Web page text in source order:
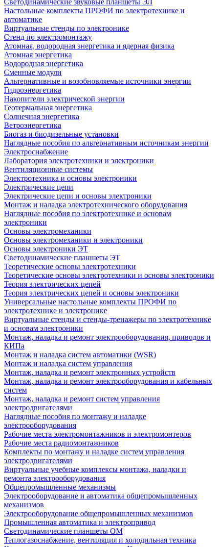
Светодинамические звуковые планшеты ЭЛ
Настольные комплекты ПРОФИ по электротехнике и
автоматике
Виртуальные стенды по электронике
Стенд по электромонтажу
Атомная, водородная энергетика и ядерная физика
Атомная энергетика
Водородная энергетика
Сменные модули
Альтернативные и возобновляемые источники энергии
Гидроэнергетика
Накопители электрической энергии
Геотермальная энергетика
Солнечная энергетика
Ветроэнергетика
Биогаз и биодизельные установки
Наглядные пособия по альтернативным источникам энергии
Электроснабжение
Лаборатория электротехники и электроники
Вентиляционные системы
Электротехника и основы электроники
Электрические цепи
Электрические цепи и основы электроники
Монтаж и наладка электротехнического оборудования
Наглядные пособия по электротехнике и основам
электроники
Основы электромеханики
Основы электромеханики и электроники
Основы электроники ЭТ
Светодинамические планшеты ЭТ
Теоретические основы электротехники
Теоретические основы электротехники и основы электроники
Теория электрических цепей
Теория электрических цепей и основы электроники
Универсальные настольные комплекты ПРОФИ по
электротехнике и электронике
Виртуальные стенды и стенды-тренажеры по электротехнике
и основам электроники
Монтаж, наладка и ремонт электрооборудования, приводов и
КИПа
Монтаж и наладка систем автоматики (WSR)
Монтаж и наладка систем управления
Монтаж, наладка и ремонт электронных устройств
Монтаж, наладка и ремонт электрооборудования и кабельных
систем
Монтаж, наладка и ремонт систем управления
электродвигателями
Наглядные пособия по монтажу и наладке
электрооборудования
Рабочие места электромонтажников и электромонтеров
Рабочие места радиомонтажников
Комплекты по монтажу и наладке систем управления
электродвигателями
Виртуальные учебные комплексы монтажа, наладки и
ремонта электрооборудования
Общепромышленные механизмы
Электрооборудование и автоматика общепромышленных
механизмов
Электрооборудование общепромышленных механизмов
Промышленная автоматика и электропривод
Светодинамические планшеты ОМ
Теплогазоснабжение, вентиляция и холодильная техника